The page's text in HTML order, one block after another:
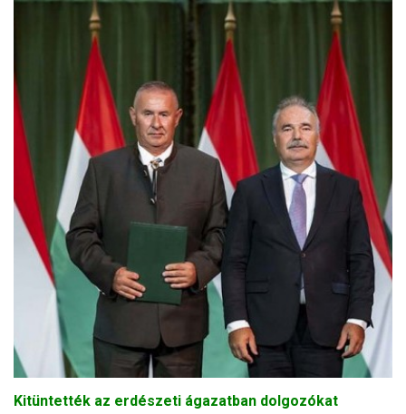
Kitüntették az erdészeti ágazatban dolgozókat